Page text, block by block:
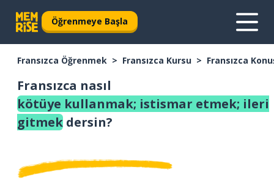
Öğrenmeye Başla
Fransızca Öğrenmek Fransızca Kursu Fransızca
Fransızca nasıl
kötüye kullanmak; istismar etmek; ileri
gitmek dersin?